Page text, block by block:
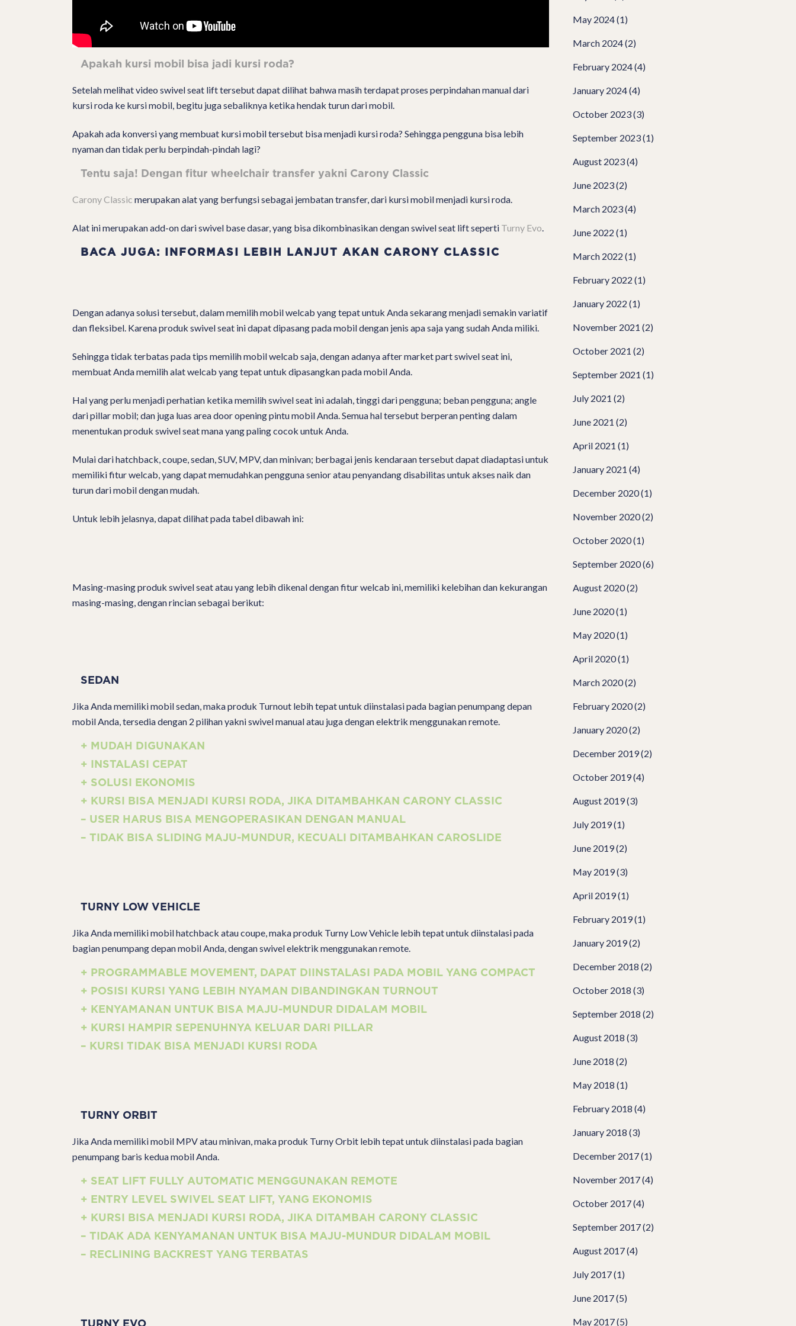
Apakah kursi mobil bisa jadi kursi roda?
Setelah melihat video swivel seat lift tersebut dapat dilihat bahwa masih terdapat proses perpindahan manual dari
kursi roda ke kursi mobil, begitu juga sebaliknya ketika hendak turun dari mobil.
Apakah ada konversi yang membuat kursi mobil tersebut bisa menjadi kursi roda? Sehingga pengguna bisa lebih
nyaman dan tidak perlu berpindah-pindah lagi?
Tentu saja! Dengan fitur wheelchair transfer yakni Carony Classic
Carony Classic merupakan alat yang berfungsi sebagai jembatan transfer, dari kursi mobil menjadi kursi roda.
Alat ini merupakan add-on dari swivel base dasar, yang bisa dikombinasikan dengan swivel seat lift seperti Turny Evo.
BACA JUGA: INFORMASI LEBIH LANJUT AKAN CARONY CLASSIC
Dengan adanya solusi tersebut, dalam memilih mobil welcab yang tepat untuk Anda sekarang menjadi semakin variatif
dan fleksibel. Karena produk swivel seat ini dapat dipasang pada mobil dengan jenis apa saja yang sudah Anda miliki.
Sehingga tidak terbatas pada tips memilih mobil welcab saja, dengan adanya after market part swivel seat ini,
membuat Anda memilih alat welcab yang tepat untuk dipasangkan pada mobil Anda.
Hal yang perlu menjadi perhatian ketika memilih swivel seat ini adalah, tinggi dari pengguna; beban pengguna; angle
dari pillar mobil; dan juga luas area door opening pintu mobil Anda. Semua hal tersebut berperan penting dalam
menentukan produk swivel seat mana yang paling cocok untuk Anda.
Mulai dari hatchback, coupe, sedan, SUV, MPV, dan minivan; berbagai jenis kendaraan tersebut dapat diadaptasi untuk
memiliki fitur welcab, yang dapat memudahkan pengguna senior atau penyandang disabilitas untuk akses naik dan
turun dari mobil dengan mudah.
Untuk lebih jelasnya, dapat dilihat pada tabel dibawah ini:
Masing-masing produk swivel seat atau yang lebih dikenal dengan fitur welcab ini, memiliki kelebihan dan kekurangan
masing-masing, dengan rincian sebagai berikut:
SEDAN
Jika Anda memiliki mobil sedan, maka produk Turnout lebih tepat untuk diinstalasi pada bagian penumpang depan
mobil Anda, tersedia dengan 2 pilihan yakni swivel manual atau juga dengan elektrik menggunakan remote.
+ MUDAH DIGUNAKAN
+ INSTALASI CEPAT
+ SOLUSI EKONOMIS
+ KURSI BISA MENJADI KURSI RODA, JIKA DITAMBAHKAN CARONY CLASSIC
– USER HARUS BISA MENGOPERASIKAN DENGAN MANUAL
– TIDAK BISA SLIDING MAJU-MUNDUR, KECUALI DITAMBAHKAN CAROSLIDE
TURNY LOW VEHICLE
Jika Anda memiliki mobil hatchback atau coupe, maka produk Turny Low Vehicle lebih tepat untuk diinstalasi pada
bagian penumpang depan mobil Anda, dengan swivel elektrik menggunakan remote.
+ PROGRAMMABLE MOVEMENT, DAPAT DIINSTALASI PADA MOBIL YANG COMPACT
+ POSISI KURSI YANG LEBIH NYAMAN DIBANDINGKAN TURNOUT
+ KENYAMANAN UNTUK BISA MAJU-MUNDUR DIDALAM MOBIL
+ KURSI HAMPIR SEPENUHNYA KELUAR DARI PILLAR
– KURSI TIDAK BISA MENJADI KURSI RODA
TURNY ORBIT
Jika Anda memiliki mobil MPV atau minivan, maka produk Turny Orbit lebih tepat untuk diinstalasi pada bagian
penumpang baris kedua mobil Anda.
+ SEAT LIFT FULLY AUTOMATIC MENGGUNAKAN REMOTE
+ ENTRY LEVEL SWIVEL SEAT LIFT, YANG EKONOMIS
+ KURSI BISA MENJADI KURSI RODA, JIKA DITAMBAH CARONY CLASSIC
– TIDAK ADA KENYAMANAN UNTUK BISA MAJU-MUNDUR DIDALAM MOBIL
– RECLINING BACKREST YANG TERBATAS
May 2024(1)
March 2024(2)
February 2024(4)
January 2024(4)
October 2023(3)
September 2023(1)
August 2023(4)
June 2023(2)
March 2023(4)
June 2022 (1)
March 2022 (1)
February 2022 (1)
January 2022 (1)
November 2021 (2)
October 2021 (2)
September 2021 (1)
July 2021 (2)
June 2021 (2)
April 2021 (1)
January 2021 (4)
December 2020(1)
November 2020(2)
October 2020(1)
September 2020(6)
August 2020(2)
June 2020(1)
May 2020(1)
April 2020(1)
March 2020(2)
February 2020(2)
January 2020(2)
December 2019(2)
October 2019(4)
August 2019(3)
July 2019(1)
June 2019(2)
May 2019(3)
April 2019(1)
February 2019(1)
January 2019(2)
December 2018 (2)
October 2018 (3)
September 2018 (2)
August 2018 (3)
June 2018 (2)
May 2018 (1)
February 2018 (4)
January 2018 (3)
December 2017(1)
November 2017(4)
October 2017(4)
September 2017(2)
August 2017(4)
July 2017(1)
June 2017(5)
May 2017(5)